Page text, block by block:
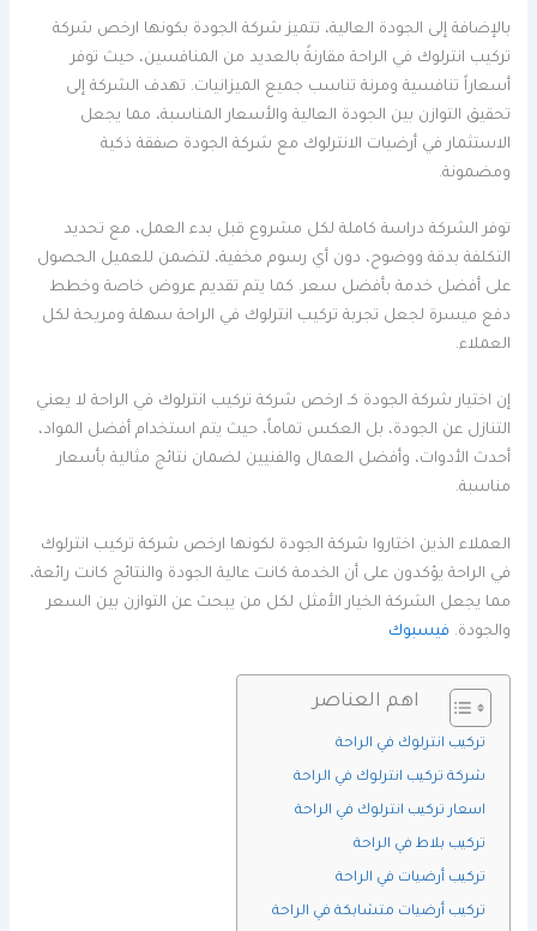
بالإضافة إلى الجودة العالية، تتميز شركة الجودة بكونها ارخص شركة
تركيب انترلوك في الراحة مقارنةً بالعديد من المنافسين، حيث توفر
أسعاراً تنافسية ومرنة تناسب جميع الميزانيات. تهدف الشركة إلى
تحقيق التوازن بين الجودة العالية والأسعار المناسبة، مما يجعل
الاستثمار في أرضيات الانترلوك مع شركة الجودة صفقة ذكية
ومضمونة.
توفر الشركة دراسة كاملة لكل مشروع قبل بدء العمل، مع تحديد
التكلفة بدقة ووضوح، دون أي رسوم مخفية، لتضمن للعميل الحصول
على أفضل خدمة بأفضل سعر. كما يتم تقديم عروض خاصة وخطط
دفع ميسرة لجعل تجربة تركيب انترلوك في الراحة سهلة ومريحة لكل
العملاء.
إن اختيار شركة الجودة كـ ارخص شركة تركيب انترلوك في الراحة لا يعني
التنازل عن الجودة، بل العكس تماماً، حيث يتم استخدام أفضل المواد،
أحدث الأدوات، وأفضل العمال والفنيين لضمان نتائج مثالية بأسعار
مناسبة.
العملاء الذين اختاروا شركة الجودة لكونها ارخص شركة تركيب انترلوك
في الراحة يؤكدون على أن الخدمة كانت عالية الجودة والنتائج كانت رائعة،
مما يجعل الشركة الخيار الأمثل لكل من يبحث عن التوازن بين السعر
والجودة. فيسبوك
اهم العناصر
تركيب انترلوك في الراحة
شركة تركيب انترلوك في الراحة
اسعار تركيب انترلوك في الراحة
تركيب بلاط في الراحة
تركيب أرضيات في الراحة
تركيب أرضيات متشابكة في الراحة